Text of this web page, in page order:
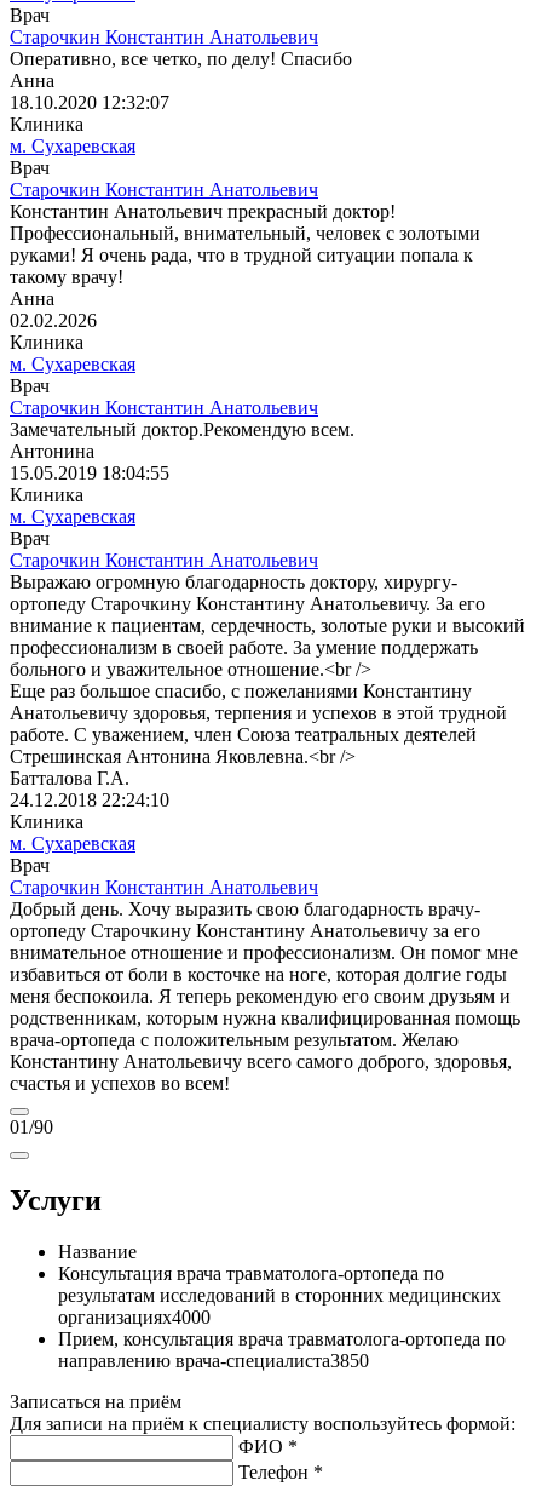
Врач
Старочкин Константин Анатольевич
Оперативно, все четко, по делу! Спасибо
Анна
18.10.2020 12:32:07
Клиника
м. Сухаревская
Врач
Старочкин Константин Анатольевич
Константин Анатольевич прекрасный доктор!
Профессиональный, внимательный, человек с золотыми
руками! Я очень рада, что в трудной ситуации попала к
такому врачу!
Анна
02.02.2026
Клиника
м. Сухаревская
Врач
Старочкин Константин Анатольевич
Замечательный доктор.Рекомендую всем.
Антонина
15.05.2019 18:04:55
Клиника
м. Сухаревская
Врач
Старочкин Константин Анатольевич
Выражаю огромную благодарность доктору, хирургу-
ортопеду Старочкину Константину Анатольевичу. За его
внимание к пациентам, сердечность, золотые руки и высокий
профессионализм в своей работе. За умение поддержать
больного и уважительное отношение.<br />
Еще раз большое спасибо, с пожеланиями Константину
Анатольевичу здоровья, терпения и успехов в этой трудной
работе. С уважением, член Союза театральных деятелей
Стрешинская Антонина Яковлевна.<br />
Батталова Г.А.
24.12.2018 22:24:10
Клиника
м. Сухаревская
Врач
Старочкин Константин Анатольевич
Добрый день. Хочу выразить свою благодарность врачу-
ортопеду Старочкину Константину Анатольевичу за его
внимательное отношение и профессионализм. Он помог мне
избавиться от боли в косточке на ноге, которая долгие годы
меня беспокоила. Я теперь рекомендую его своим друзьям и
родственникам, которым нужна квалифицированная помощь
врача-ортопеда с положительным результатом. Желаю
Константину Анатольевичу всего самого доброго, здоровья,
счастья и успехов во всем!
01/90
Услуги
Название
Консультация врача травматолога-ортопеда по
результатам исследований в сторонних медицинских
организациях4000
Прием, консультация врача травматолога-ортопеда по
направлению врача-специалиста3850
Записаться на приём
Для записи на приём к специалисту воспользуйтесь формой:
ФИО *
Телефон *